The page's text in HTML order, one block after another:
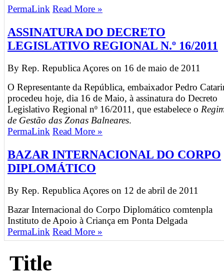
PermaLink Read More »
ASSINATURA DO DECRETO
LEGISLATIVO REGIONAL N.º 16/2011
By Rep. Republica Açores on 16 de maio de 2011
O Representante da República, embaixador Pedro
procedeu hoje, dia 16 de Maio, à assinatura do Decreto
Legislativo Regional nº 16/2011, que estabelece o
de Gestão das Zonas Balneares.
PermaLink Read More »
BAZAR INTERNACIONAL DO CORPO
DIPLOMÁTICO
By Rep. Republica Açores on 12 de abril de 2011
Bazar Internacional do Corpo Diplomático comtenpla
Instituto de Apoio à Criança em Ponta Delgada
PermaLink Read More »
Title